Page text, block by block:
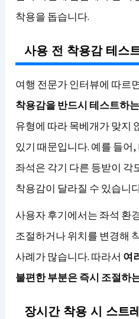
착용을 돕습니다.
사용 전 착용감 테스
여행 전문가 인터뷰에 따르
착용감을 반드시 테스트하
유형에 따라 목베개가 맞지
있기 때문입니다. 예를 들어
좌석은 각기 다른 등받이 각
착용감이 달라질 수 있습니
사용자 후기에서는 좌석 환
조절하거나 위치를 변경해
사례가 많습니다. 따라서 여
불편한 부분은 즉시 조절하
장시간 착용 시 스트